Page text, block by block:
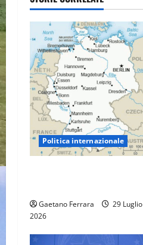
a
z
i
o
n
e
r
t
Politica internazionale
Gaetano Ferrara
29 Luglio
2026